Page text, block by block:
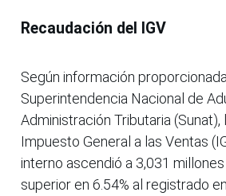
Recaudación del IGV
Según información
Superintendencia Nacional de
Administración Tributaria (Sunat),
Impuesto General a las Ventas
interno ascendió a 3,031
superior en 6.54% al registrado